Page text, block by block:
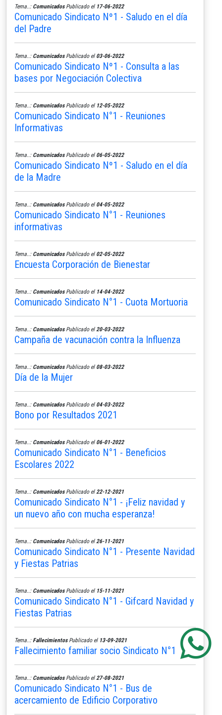
Tema..: ComunicadosPublicado el 17-06-2022
Comunicado Sindicato Nº1 - Saludo en el día
del Padre
Tema..: ComunicadosPublicado el 03-06-2022
Comunicado Sindicato Nº1 - Consulta a las
bases por Negociación Colectiva
Tema..: ComunicadosPublicado el 12-05-2022
Comunicado Sindicato N°1 - Reuniones
Informativas
Tema..: ComunicadosPublicado el 06-05-2022
Comunicado Sindicato Nº1 - Saludo en el día
de la Madre
Tema..: ComunicadosPublicado el 04-05-2022
Comunicado Sindicato N°1 - Reuniones
informativas
Tema..: ComunicadosPublicado el 02-05-2022
Encuesta Corporación de Bienestar
Tema..: ComunicadosPublicado el 14-04-2022
Comunicado Sindicato N°1 - Cuota Mortuoria
Tema..: ComunicadosPublicado el 20-03-2022
Campaña de vacunación contra la Influenza
Tema..: ComunicadosPublicado el 08-03-2022
Día de la Mujer
Tema..: ComunicadosPublicado el 04-03-2022
Bono por Resultados 2021
Tema..: ComunicadosPublicado el 06-01-2022
Comunicado Sindicato N°1 - Beneficios
Escolares 2022
Tema..: ComunicadosPublicado el 22-12-2021
Comunicado Sindicato N°1 - ¡Feliz navidad y
un nuevo año con mucha esperanza!
Tema..: ComunicadosPublicado el 26-11-2021
Comunicado Sindicato N°1 - Presente Navidad
y Fiestas Patrias
Tema..: ComunicadosPublicado el 15-11-2021
Comunicado Sindicato N°1 - Gifcard Navidad y
Fiestas Patrias
Tema..: FallecimientosPublicado el 13-09-2021
Fallecimiento familiar socio Sindicato N°1
Tema..: ComunicadosPublicado el 27-08-2021
Comunicado Sindicato N°1 - Bus de
acercamiento de Edificio Corporativo